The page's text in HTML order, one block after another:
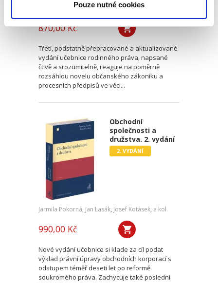
Pouze nutné cookies
Zdeňka Králíčková,Milana Hrušáková,Lenka Westphalová
870,00 Kč
Třetí, podstatně přepracované a aktualizované
vydání učebnice rodinného práva, napsané
čtivě a srozumitelně, reaguje na poměrně
rozsáhlou novelu občanského zákoníku a
procesních předpisů ve věci...
Obchodní
společnosti a
družstva. 2. vydání
2. VYDÁNÍ
Jarmila Pokorná, Jan Lasák, Josef Kotásek, a kol.
990,00 Kč
Nové vydání učebnice si klade za cíl podat
výklad právní úpravy obchodních korporací s
odstupem téměř deseti let po reformě
soukromého práva. Zachycuje také poslední